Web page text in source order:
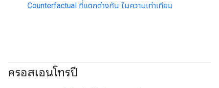
Counterfactual ที่แตกต่างกัน ในความเท่าเทียม
ครอสเอนโทรปี